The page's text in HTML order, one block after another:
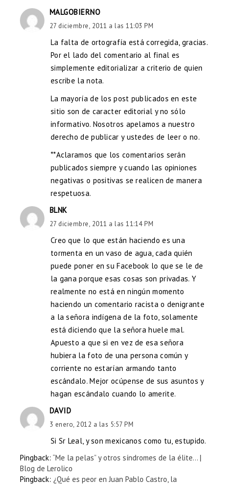
MALGOBIERNO
27 diciembre, 2011 a las 11:03 PM
La falta de ortografía está corregida, gracias.
Por el lado del comentario al final es
simplemente editorializar a criterio de quien
escribe la nota.
La mayoría de los post publicados en este
sitio son de caracter editorial y no sólo
informativo. Nosotros apelamos a nuestro
derecho de publicar y ustedes de leer o no.
**Aclaramos que los comentarios serán
publicados siempre y cuando las opiniones
negativas o positivas se realicen de manera
respetuosa.
BLNK
27 diciembre, 2011 a las 11:14 PM
Creo que lo que están haciendo es una
tormenta en un vaso de agua, cada quién
puede poner en su Facebook lo que se le de
la gana porque esas cosas son privadas. Y
realmente no está en ningún momento
haciendo un comentario racista o denigrante
a la señora indígena de la foto, solamente
está diciendo que la señora huele mal.
Apuesto a que si en vez de esa señora
hubiera la foto de una persona común y
corriente no estarían armando tanto
escándalo. Mejor ocúpense de sus asuntos y
hagan escándalo cuando lo amerite.
DAVID
3 enero, 2012 a las 5:57 PM
Si Sr Leal, y son mexicanos como tu, estupido.
Pingback: “Me la pelas” y otros síndromes de la élite… |
Blog de Lerolico
Pingback: ¿Qué es peor en Juan Pablo Castro, la